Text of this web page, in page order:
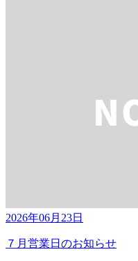
2026年06月23日
７月営業日のお知らせ